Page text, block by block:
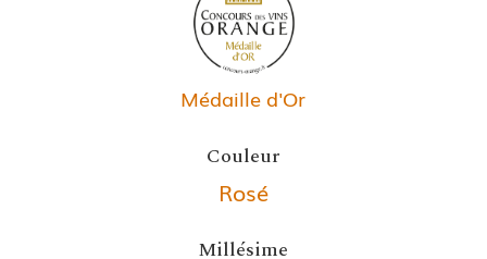
Médaille d'Or
Couleur
Rosé
Millésime